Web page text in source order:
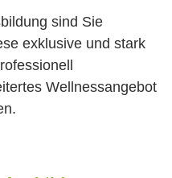
sind Sie
exklusive und stark
Wellnessangebot